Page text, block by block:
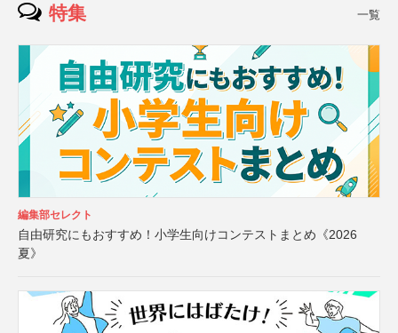
特集 一覧
編集部セレクト
自由研究にもおすすめ！小学生向けコンテストまとめ《2026
夏》